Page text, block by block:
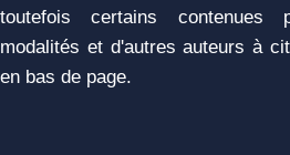
toutefois certains contenues
modalités et d'autres auteurs à
en bas de page.